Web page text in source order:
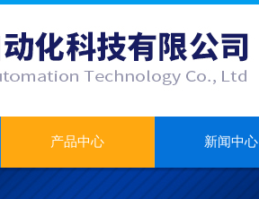
产品中心 新闻中心